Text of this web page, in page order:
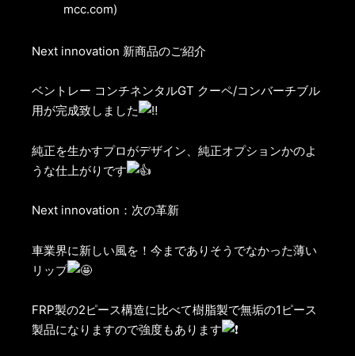
mcc.com)
Next innovation 新商品のご紹介
ベントレー コンチネンタルGT クーペ/コンバーチブル
用が完成致しました
純正を生かすプロがデザイン、純正オプションかのよ
うな仕上がりです
Next innovation：次の革新
車業界に新しい風を！今までありそうでなかった薄い
リップ
FRP製の2ピース構造に比べて樹脂製で無垢の1ピース
製品になりますので強度もあります